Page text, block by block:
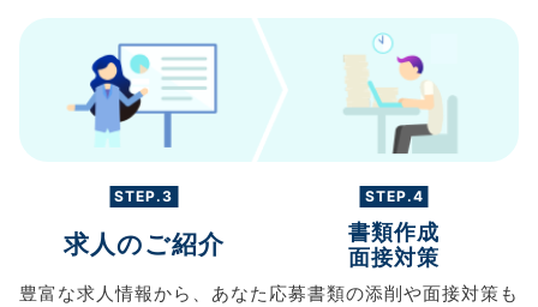
STEP.3
求人のご紹介
豊富な求人情報から、 あなた
STEP.4
書類作成
面接対策
応募書類の添削や面接対策も